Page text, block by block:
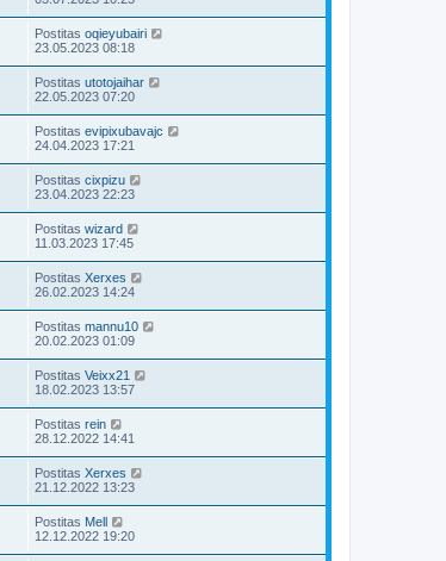
Postitas oqieyubairi
23.05.2023 08:18
Postitas utotojaihar
22.05.2023 07:20
Postitas evipixubavajc
24.04.2023 17:21
Postitas cixpizu
23.04.2023 22:23
Postitas wizard
11.03.2023 17:45
Postitas Xerxes
26.02.2023 14:24
Postitas mannu10
20.02.2023 01:09
Postitas Veixx21
18.02.2023 13:57
Postitas rein
28.12.2022 14:41
Postitas Xerxes
21.12.2022 13:23
Postitas Mell
12.12.2022 19:20